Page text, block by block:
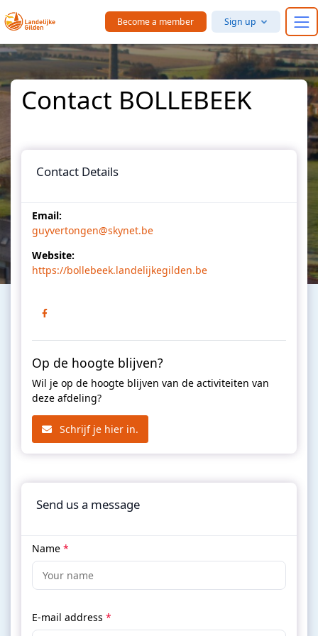
Become a member Sign up
Contact BOLLEBEEK
Contact Details
Email:
guyvertongen@skynet.be
Website:
https://bollebeek.landelijkegilden.be
Op de hoogte blijven?
Wil je op de hoogte blijven van de activiteiten van
deze afdeling?
Schrijf je hier in.
Send us a message
Name *
E-mail address *